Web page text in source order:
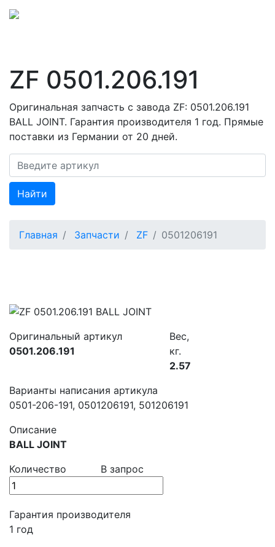
ZF 0501.206.191
Оригинальная запчасть с завода ZF: 0501.206.191
BALL JOINT. Гарантия производителя 1 год. Прямые
поставки из Германии от 20 дней.
Найти
Главная Запчасти ZF 0501206191
Оригинальный артикул
0501.206.191
Вес,
кг.
2.57
Варианты написания артикула
0501-206-191, 0501206191, 501206191
Описание
BALL JOINT
Количество
В запрос
Гарантия производителя
1 год